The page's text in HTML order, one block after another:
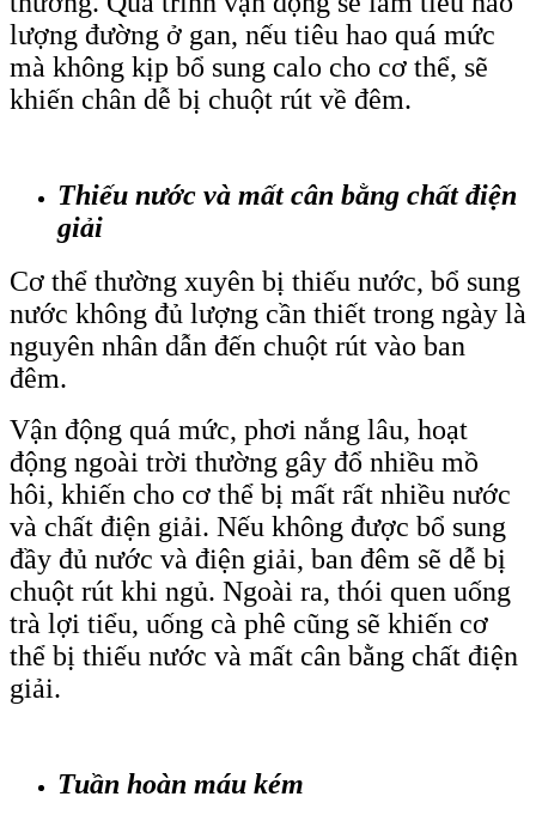
lượng đường ở gan, nếu tiêu hao quá mức
mà không kịp bổ sung calo cho cơ thể, sẽ
khiến chân dễ bị chuột rút về đêm.
Thiếu nước và mất cân bằng chất điện
giải
Cơ thể thường xuyên bị thiếu nước, bổ sung
nước không đủ lượng cần thiết trong ngày là
nguyên nhân dẫn đến chuột rút vào ban
đêm.
Vận động quá mức, phơi nắng lâu, hoạt
động ngoài trời thường gây đổ nhiều mồ
hôi, khiến cho cơ thể bị mất rất nhiều nước
và chất điện giải. Nếu không được bổ sung
đầy đủ nước và điện giải, ban đêm sẽ dễ bị
chuột rút khi ngủ. Ngoài ra, thói quen uống
trà lợi tiểu, uống cà phê cũng sẽ khiến cơ
thể bị thiếu nước và mất cân bằng chất điện
giải.
Tuần hoàn máu kém